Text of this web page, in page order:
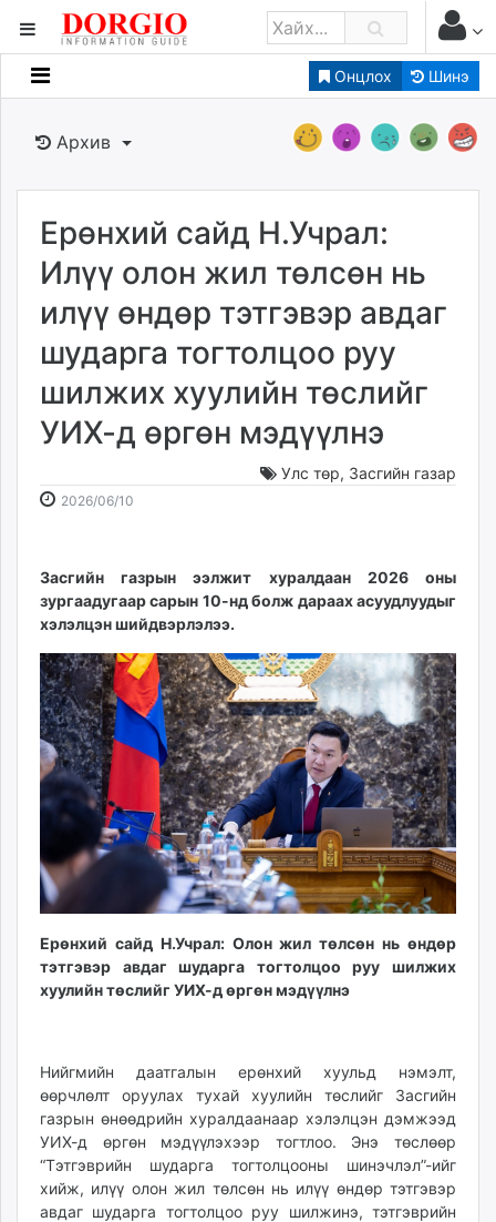
Онцлох Шинэ
Мэдээллийн
Банк санхүү
Бизнес ААН
Төрийн
Нийслэлийн
dorgio.mn
Gogo.mn
caak.mn
news.mn
zindaa.mn
tovch.mn
Livetv.mn
Eguur.mn
24tsag.mn
shuud.mn
eagle.mn
ergelt.mn
zarig.mn
today.mn
zuv.mn
mminfo.mn
ugluu.mn
urlag.mn
unen.mn
shudarga.mn
shuurhai.mn
mglradio.com
fact.mn
itoim.mn
tumen.mn
shuum.mn
times.mn
Архив
Ерөнхий сайд Н.Учрал:
Илүү олон жил төлсөн нь
илүү өндөр тэтгэвэр авдаг
шударга тогтолцоо руу
шилжих хуулийн төслийг
УИХ-д өргөн мэдүүлнэ
Улс төр, Засгийн газар
2026/06/10
18:04:16
19:39:43
Засгийн газрын ээлжит хуралдаан 2026 оны
зургаадугаар сарын 10-нд болж дараах асуудлуудыг
хэлэлцэн шийдвэрлэлээ.
Ерөнхий сайд Н.Учрал: Олон жил төлсөн нь өндөр
тэтгэвэр авдаг шударга тогтолцоо руу шилжих
хуулийн төслийг УИХ-д өргөн мэдүүлнэ
Нийгмийн даатгалын ерөнхий хуульд нэмэлт,
өөрчлөлт оруулах тухай хуулийн төслийг Засгийн
газрын өнөөдрийн хуралдаанаар хэлэлцэн дэмжээд
УИХ-д өргөн мэдүүлэхээр тогтлоо. Энэ төслөөр
“Тэтгэврийн шударга тогтолцооны шинэчлэл”-ийг
хийж, илүү олон жил төлсөн нь илүү өндөр тэтгэвэр
авдаг шударга тогтолцоо руу шилжинэ, тэтгэврийн